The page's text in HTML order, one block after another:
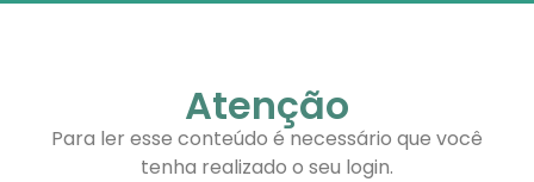
Atenção
Para ler esse conteúdo é necessário que você
tenha realizado o seu login.